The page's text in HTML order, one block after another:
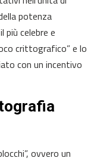
potenza
più celebre e
crittografico” e lo
con un incentivo
ovvero un